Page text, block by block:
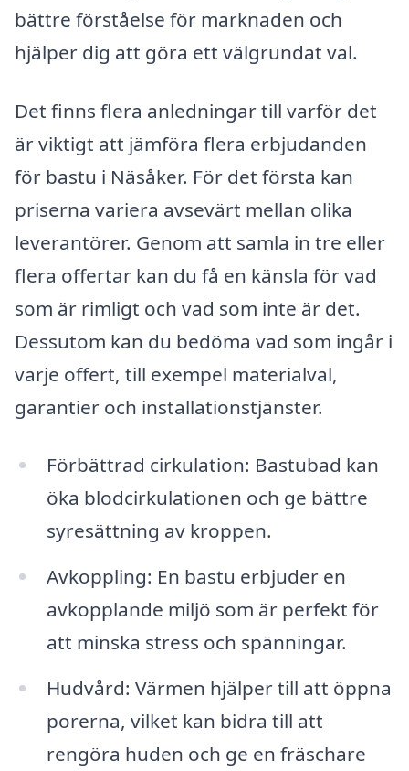
bättre förståelse för marknaden och
hjälper dig att göra ett välgrundat val.
Det finns flera anledningar till varför det
är viktigt att jämföra flera erbjudanden
för bastu i Näsåker. För det första kan
priserna variera avsevärt mellan olika
leverantörer. Genom att samla in tre eller
flera offertar kan du få en känsla för vad
som är rimligt och vad som inte är det.
Dessutom kan du bedöma vad som ingår i
varje offert, till exempel materialval,
garantier och installationstjänster.
Förbättrad cirkulation: Bastubad kan
öka blodcirkulationen och ge bättre
syresättning av kroppen.
Avkoppling: En bastu erbjuder en
avkopplande miljö som är perfekt för
att minska stress och spänningar.
Hudvård: Värmen hjälper till att öppna
porerna, vilket kan bidra till att
rengöra huden och ge en fräschare